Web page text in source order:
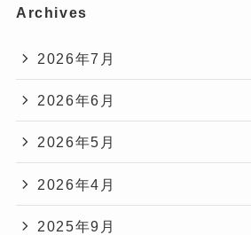
Archives
2026年7月
2026年6月
2026年5月
2026年4月
2025年9月